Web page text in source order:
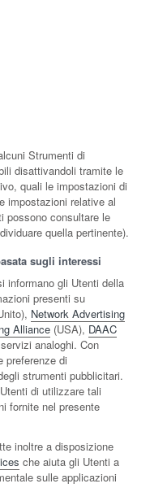
Strumenti di
disattivandoli tramite le
quali le impostazioni di
impostazioni relative al
possono consultare le
quella pertinente).
sugli interessi
informano gli Utenti della
presenti su
Network Advertising
Alliance (USA), DAAC
analoghi. Con
preferenze di
strumenti pubblicitari.
di utilizzare tali
fornite nel presente
inoltre a disposizione
che aiuta gli Utenti a
sulle applicazioni